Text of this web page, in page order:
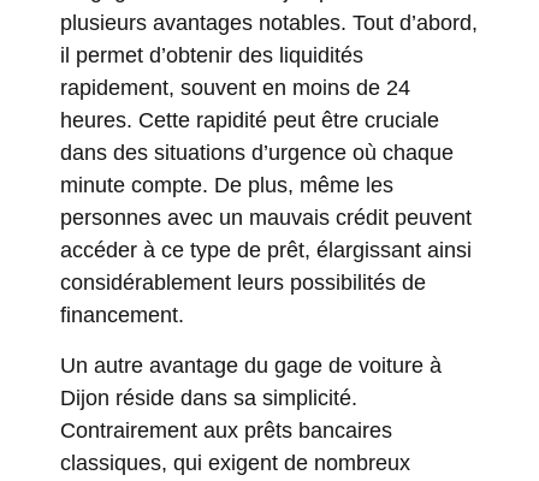
plusieurs avantages notables. Tout d’abord,
il permet d’obtenir des liquidités
rapidement, souvent en moins de 24
heures. Cette rapidité peut être cruciale
dans des situations d’urgence où chaque
minute compte. De plus, même les
personnes avec un mauvais crédit peuvent
accéder à ce type de prêt, élargissant ainsi
considérablement leurs possibilités de
financement.
Un autre avantage du gage de voiture à
Dijon réside dans sa simplicité.
Contrairement aux prêts bancaires
classiques, qui exigent de nombreux